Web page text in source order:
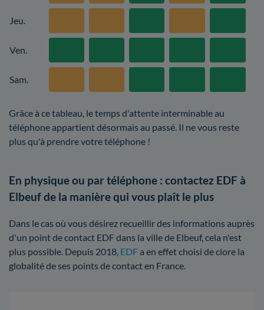
Jeu.
Ven.
Sam.
Grâce à ce tableau, le temps d'attente interminable au
téléphone appartient désormais au passé. Il ne vous reste
plus qu'à prendre votre téléphone !
En physique ou par téléphone : contactez EDF à
Elbeuf de la manière qui vous plaît le plus
Dans le cas où vous désirez recueillir des informations auprès
d'un point de contact EDF dans la ville de Elbeuf, cela n'est
plus possible. Depuis 2018, EDFa en effet choisi de clore la
globalité de ses points de contact en France.